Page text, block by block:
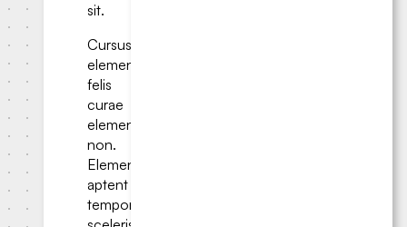
sit.
Cursus
elementum
felis
curae
elementum
non.
Elementum
aptent
tempor